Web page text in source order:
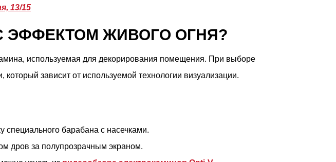
13/15
ЭФФЕКТОМ ЖИВОГО ОГНЯ?
используемая для декорирования помещения. При выборе
зависит от используемой технологии визуализации.
барабана с насечками.
дров за полупрозрачным экраном.